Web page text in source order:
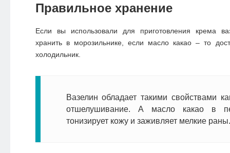
Правильное хранение
Если вы использовали для приготовления крема
хранить в морозильнике, если масло какао – то
холодильник.
Вазелин обладает такими свойствами
отшелушивание. А масло какао в
тонизирует кожу и заживляет мелкие раны.